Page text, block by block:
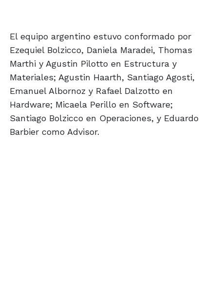
El equipo argentino estuvo conformado por
Ezequiel Bolzicco, Daniela Maradei, Thomas
Marthi y Agustin Pilotto en Estructura y
Materiales; Agustin Haarth, Santiago Agosti,
Emanuel Albornoz y Rafael Dalzotto en
Hardware; Micaela Perillo en Software;
Santiago Bolzicco en Operaciones, y Eduardo
Barbier como Advisor.